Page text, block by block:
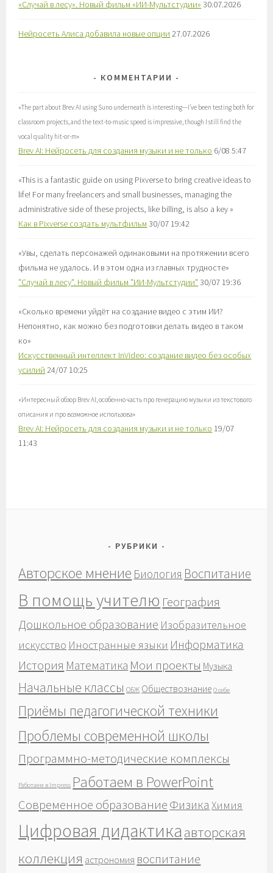
«Случай в лесу». Новый фильм «ИИ-Мультстудии» 30.07.2026
Нейросеть Алиса добавила новые опции 27.07.2026
КОММЕНТАРИИ
«The part about Brev AI using Suno underneath is interesting—I’ve been testing both for
classroom projects, and the text-to-music speed is impressive, though I still find the
vocal quality hit-or-m»
Brev AI: Нейросеть для создания музыки и не только 6/08 5:47
«This is a fantastic guide on using Pixverse to bring creative ideas to
life! For many freelancers and small businesses, managing the
administrative side of these projects, like billing, is also a key »
Как в Pixverse создать мультфильм 30/07 19:42
«Увы, сделать персонажей одинаковыми на протяжении всего
фильма не удалось. И в этом одна из главных трудносте»
"Случай в лесу". Новый фильм "ИИ-Мультстудии" 30/07 19:36
«Сколько времени уйдёт на создание видео с этим ИИ?
Непонятно, как можно без подготовки делать видео в таком
ко»
Искусственный интеллект InVideo: создание видео без особых
усилий 24/07 10:25
«Интересный обзор Brev AI, особенно часть про генерацию музыки из текстового
описания и про возможное использова»
Brev AI: Нейросеть для создания музыки и не только 19/07
11:43
РУБРИКИ
Авторское мнение Биология Воспитание
В помощь учителю География
Дошкольное образование Изобразительное
искусство Иностранные языки Информатика
История Математика Мои проекты Музыка
Начальные классы ОБЖ Обществознание О себе
Приёмы педагогической техники
Проблемы современной школы
Программно-методические комплексы
Работаем в Impress Работаем в PowerPoint
Современное образование Физика Химия
Цифровая дидактика авторская
коллекция астрономия воспитание